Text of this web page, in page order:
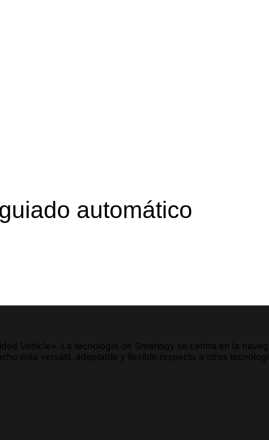
automático
Vehicle». La tecnología de Smarlogy se centra en la
más versátil, adaptable y flexible respecto a otras